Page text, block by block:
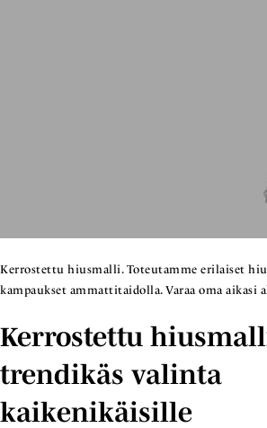
Kerrostettu hiusmalli. Toteutamme erilaiset
kampaukset ammattitaidolla. Varaa oma aikasi
Kerrostettu
trendikäs valinta
kaikenikäisille